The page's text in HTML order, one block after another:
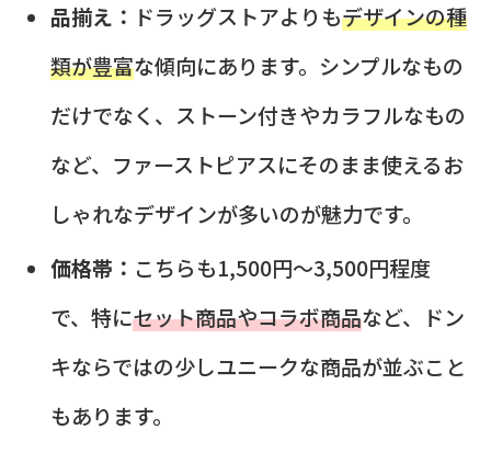
品揃え： ドラッグストアよりもデザインの種
類が豊富な傾向にあります。シンプルなもの
だけでなく、ストーン付きやカラフルなもの
など、ファーストピアスにそのまま使えるお
しゃれなデザインが多いのが魅力です。
価格帯： こちらも1,500円～3,500円程度
で、特にセット商品やコラボ商品など、ドン
キならではの少しユニークな商品が並ぶこと
もあります。